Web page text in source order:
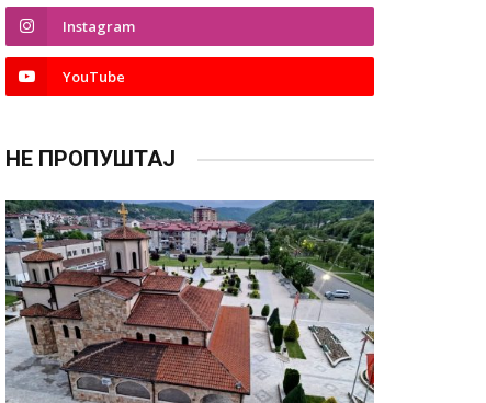
Instagram
YouTube
НЕ ПРОПУШТАЈ